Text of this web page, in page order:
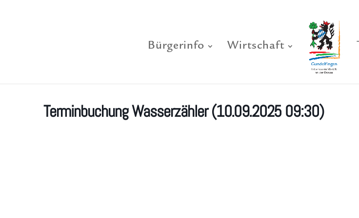
Bürgerinfo Wirtschaft
Terminbuchung Wasserzähler (10.09.2025 09:30)